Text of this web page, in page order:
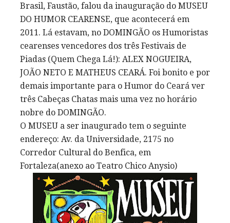
Brasil, Faustão, falou da inauguração do MUSEU
DO HUMOR CEARENSE, que acontecerá em
2011. Lá estavam, no DOMINGÃO os Humoristas
cearenses vencedores dos três Festivais de
Piadas (Quem Chega Lá!): ALEX NOGUEIRA,
JOÃO NETO E MATHEUS CEARÁ. Foi bonito e por
demais importante para o Humor do Ceará ver
três Cabeças Chatas mais uma vez no horário
nobre do DOMINGÃO.
O MUSEU a ser inaugurado tem o seguinte
endereço: Av. da Universidade, 2175 no
Corredor Cultural do Benfica, em
Fortaleza(anexo ao Teatro Chico Anysio)